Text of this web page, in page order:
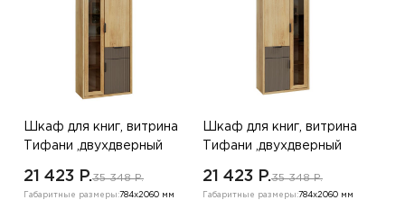
Шкаф для книг, витрина
Тифани ,двухдверный
21 423 P.35 348 P.
Габаритные размеры: 784х2060 мм
Шкаф для книг, витрина
Тифани ,двухдверный
21 423 P.35 348 P.
Габаритные размеры: 784х2060 мм